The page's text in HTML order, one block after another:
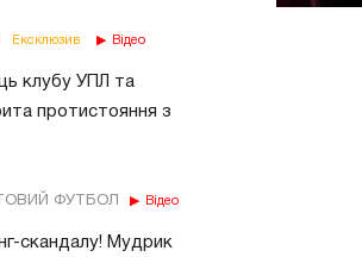
Ексклюзив Відео
клубу УПЛ та
протистояння з
ФУТБОЛ Відео
скандалу! Мудрик